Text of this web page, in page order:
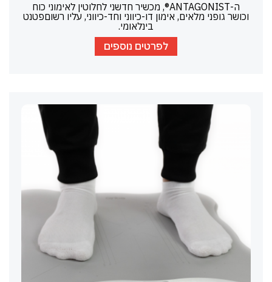
ה-ANTAGONIST®, מכשיר חדשני לחלוטין לאימוני כוח
וכושר גופני מלאים, אימון דו-כיווני וחד-כיווני, עליו רשוםפטנט
בינלאומי.
לפרטים נוספים